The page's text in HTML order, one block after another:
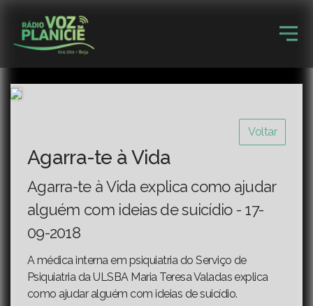
Voltar
Agarra-te à Vida
Agarra-te à Vida explica como ajudar
alguém com ideias de suicídio - 17-
09-2018
A médica interna em psiquiatria do Serviço de
Psiquiatria da ULSBA Maria Teresa Valadas explica
como ajudar alguém com ideias de suicídio.